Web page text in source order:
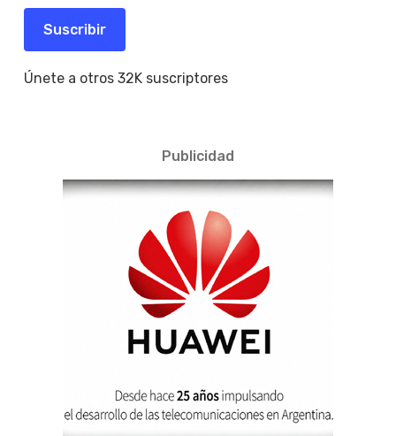
electrónico
Suscribir
Únete a otros 32K suscriptores
Publicidad